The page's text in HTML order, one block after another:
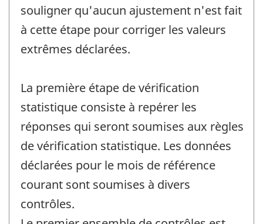
souligner qu'aucun ajustement n'est fait
à cette étape pour corriger les valeurs
extrêmes déclarées.
La première étape de vérification
statistique consiste à repérer les
réponses qui seront soumises aux règles
de vérification statistique. Les données
déclarées pour le mois de référence
courant sont soumises à divers
contrôles.